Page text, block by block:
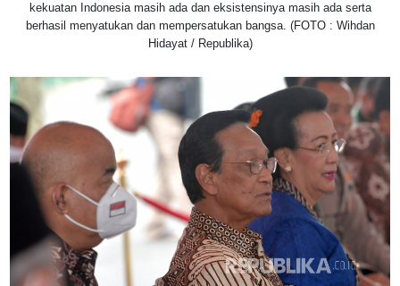
kekuatan Indonesia masih ada dan eksistensinya masih ada serta
berhasil menyatukan dan mempersatukan bangsa. (FOTO : Wihdan
Hidayat / Republika)